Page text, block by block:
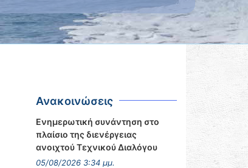
Ανακοινώσεις
Ενημερωτική συνάντηση στο
πλαίσιο της διενέργειας
ανοιχτού Τεχνικού Διαλόγου
05/08/2026 3:34 μμ.